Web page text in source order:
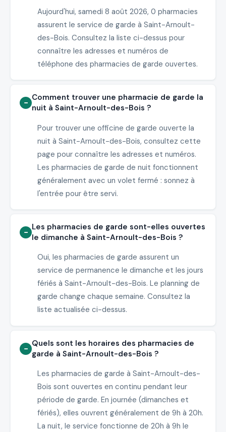
Aujourd'hui, samedi 8 août 2026, 0 pharmacies
assurent le service de garde à Saint-Arnoult-
des-Bois. Consultez la liste ci-dessus pour
connaître les adresses et numéros de
téléphone des pharmacies de garde ouvertes.
Comment trouver une pharmacie de garde la
nuit à Saint-Arnoult-des-Bois ?
Pour trouver une officine de garde ouverte la
nuit à Saint-Arnoult-des-Bois, consultez cette
page pour connaître les adresses et numéros.
Les pharmacies de garde de nuit fonctionnent
généralement avec un volet fermé : sonnez à
l'entrée pour être servi.
Les pharmacies de garde sont-elles ouvertes
le dimanche à Saint-Arnoult-des-Bois ?
Oui, les pharmacies de garde assurent un
service de permanence le dimanche et les jours
fériés à Saint-Arnoult-des-Bois. Le planning de
garde change chaque semaine. Consultez la
liste actualisée ci-dessus.
Quels sont les horaires des pharmacies de
garde à Saint-Arnoult-des-Bois ?
Les pharmacies de garde à Saint-Arnoult-des-
Bois sont ouvertes en continu pendant leur
période de garde. En journée (dimanches et
fériés), elles ouvrent généralement de 9h à 20h.
La nuit, le service fonctionne de 20h à 9h le